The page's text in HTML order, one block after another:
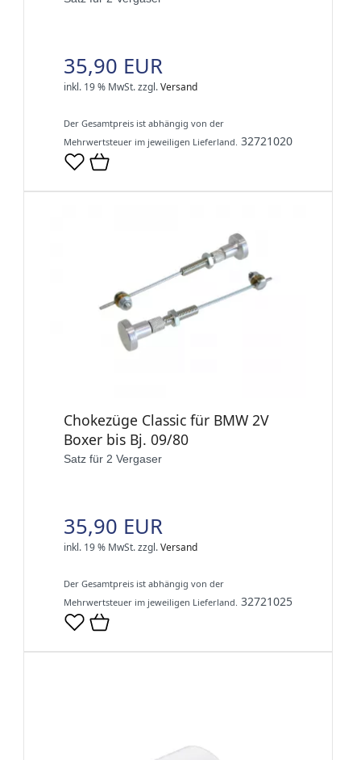
35,90 EUR
inkl. 19 % MwSt.zzgl.Versand
Der Gesamtpreis ist abhängig von der
Mehrwertsteuer im jeweiligen Lieferland. 32721020
Chokezüge Classic für BMW 2V
Boxer bis Bj. 09/80
Satz für 2 Vergaser
35,90 EUR
inkl. 19 % MwSt.zzgl.Versand
Der Gesamtpreis ist abhängig von der
Mehrwertsteuer im jeweiligen Lieferland. 32721025